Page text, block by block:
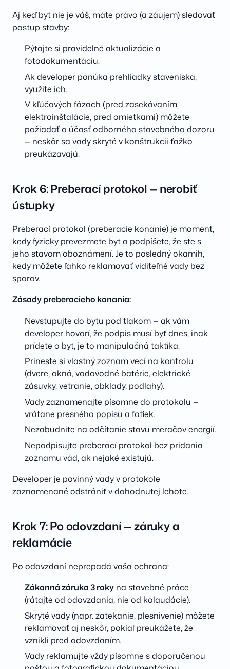
Aj keď byt nie je váš, máte právo (a záujem) sledovať
postup stavby:
Pýtajte si pravidelné aktualizácie a
fotodokumentáciu.
Ak developer ponúka prehliadky staveniska,
využite ich.
V kľúčových fázach (pred zasekávaním
elektroinštalácie, pred omietkami) môžete
požiadať o účasť odborného stavebného dozoru
— neskôr sa vady skryté v konštrukcii ťažko
preukázavajú.
Krok 6: Preberací protokol — nerobiť
ústupky
Preberací protokol (preberacie konanie) je moment,
kedy fyzicky prevezmete byt a podpíšete, že ste s
jeho stavom oboznámení. Je to posledný okamih,
kedy môžete ľahko reklamovať viditeľné vady bez
sporov.
Zásady preberacieho konania:
Nevstupujte do bytu pod tlakom — ak vám
developer hovorí, že podpis musí byť dnes, inak
prídete o byt, je to manipulačná taktika.
Prineste si vlastný zoznam vecí na kontrolu
(dvere, okná, vodovodné batérie, elektrické
zásuvky, vetranie, obklady, podlahy).
Vady zaznamenajte písomne do protokolu —
vrátane presného popisu a fotiek.
Nezabudnite na odčítanie stavu meračov energií.
Nepodpisujte preberací protokol bez pridania
zoznamu vád, ak nejaké existujú.
Developer je povinný vady v protokole
zaznamenané odstrániť v dohodnutej lehote.
Krok 7: Po odovzdaní — záruky a
reklamácie
Po odovzdaní neprepadá vaša ochrana:
Zákonná záruka 3 roky na stavebné práce
(rátajte od odovzdania, nie od kolaudácie).
Skryté vady (napr. zatekanie, plesnivenie) môžete
reklamovať aj neskôr, pokiaľ preukážete, že
vznikli pred odovzdaním.
Vady reklamujte vždy písomne s doporučenou